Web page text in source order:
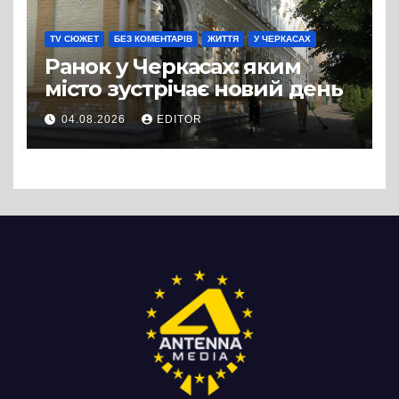
TV СЮЖЕТ БЕЗ КОМЕНТАРІВ ЖИТТЯ У ЧЕРКАСАХ
Ранок у Черкасах: яким
місто зустрічає новий день
04.08.2026 EDITOR